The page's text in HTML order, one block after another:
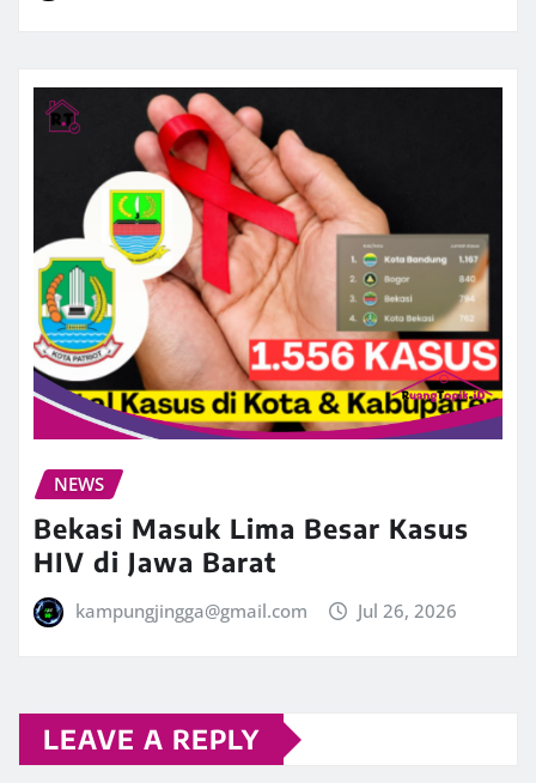
NEWS
Bekasi Masuk Lima Besar Kasus
HIV di Jawa Barat
kampungjingga@gmail.com Jul 26, 2026
LEAVE A REPLY